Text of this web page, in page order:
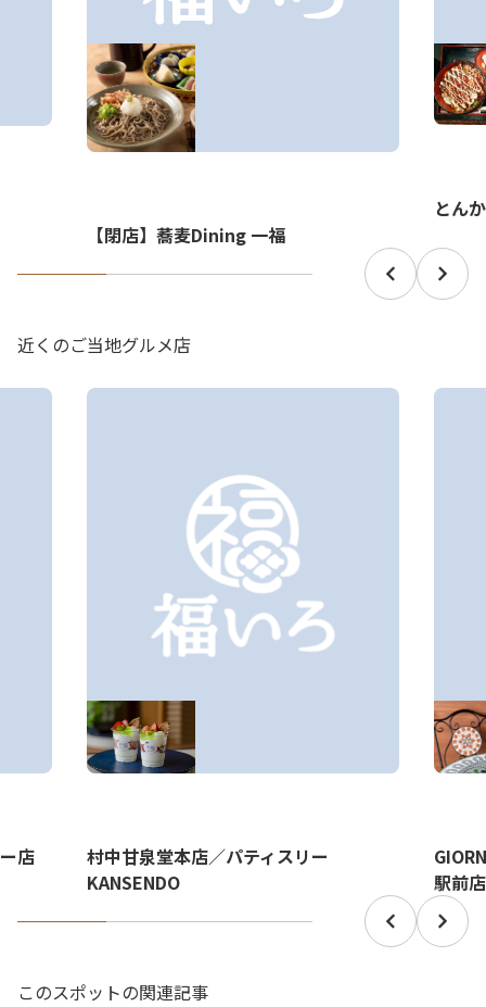
【閉店】蕎麦Dining 一福
とん
近くのご当地グルメ店
店
村中甘泉堂本店／パティスリー
KANSENDO
駅前
このスポットの関連記事